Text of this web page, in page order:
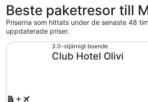
Beste paketresor till
Priserna som hittats under de senaste 48
uppdaterade priser.
3.0-stjärnigt boende
Club Hotel Olivi